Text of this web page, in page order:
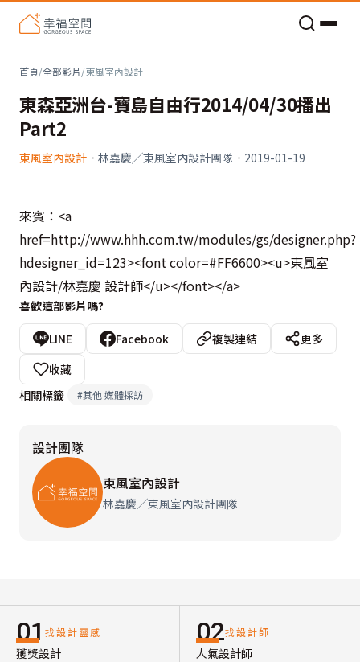
首頁/全部影片/東風室內設計
東森亞洲台-寶島自由行2014/04/30播出
Part2
東風室內設計 · 林嘉慶╱東風室內設計團隊 · 2019-01-19
來賓：<a
href=http://www.hhh.com.tw/modules/gs/designer.php?
hdesigner_id=123><font color=#FF6600><u>東風室
內設計/林嘉慶 設計師</u></font></a>
喜歡這部影片嗎?
LINE Facebook 複製連結
更多
收藏
相關標籤
#其他 媒體採訪
設計團隊
東風室內設計
林嘉慶╱東風室內設計團隊
01 找設計靈感
獲獎設計
02找設計師
人氣設計師